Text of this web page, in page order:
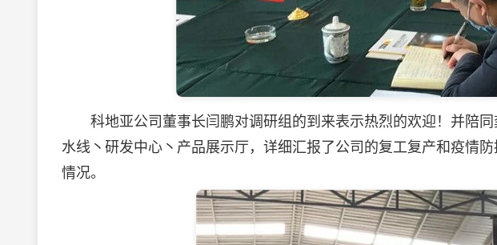
科地亚公司董事长闫鹏对调研组的到来表示热烈的欢迎！并陪同
水线丶研发中心丶产品展示厅，详细汇报了公司的复工复产和疫情
情况。